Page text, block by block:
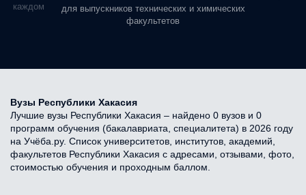
в каждом
для выпускников технических и химических
факультетов
Вузы Республики Хакасия
Лучшие вузы Республики Хакасия – найдено 0 вузов и 0
программ обучения (бакалавриата, специалитета) в 2026 году
на Учёба.ру. Список университетов, институтов, академий,
факультетов Республики Хакасия с адресами, отзывами, фото,
стоимостью обучения и проходным баллом.